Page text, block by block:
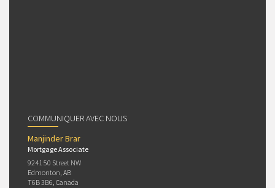
COMMUNIQUER AVEC NOUS
Manjinder Brar
Mortgage Associate
9241 50 Street NW
Edmonton, AB
T6B 3B6, Canada